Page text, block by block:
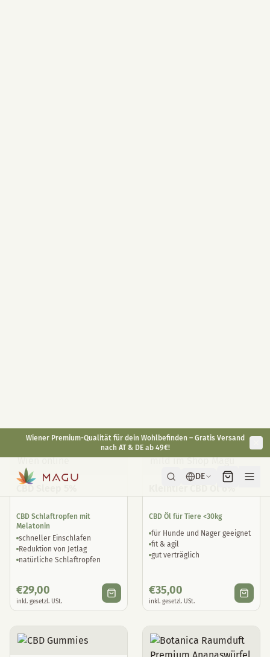
CBD Sleep 5%
CBD Schlaftropfen mit
Melatonin
schneller Einschlafen
Reduktion von Jetlag
natürliche Schlaftropfen
€29,00
inkl. gesetzl. USt.
CBD Öl für Tiere <30kg
für Hunde und Nager geeignet
fit & agil
gut verträglich
€35,00
inkl. gesetzl. USt.